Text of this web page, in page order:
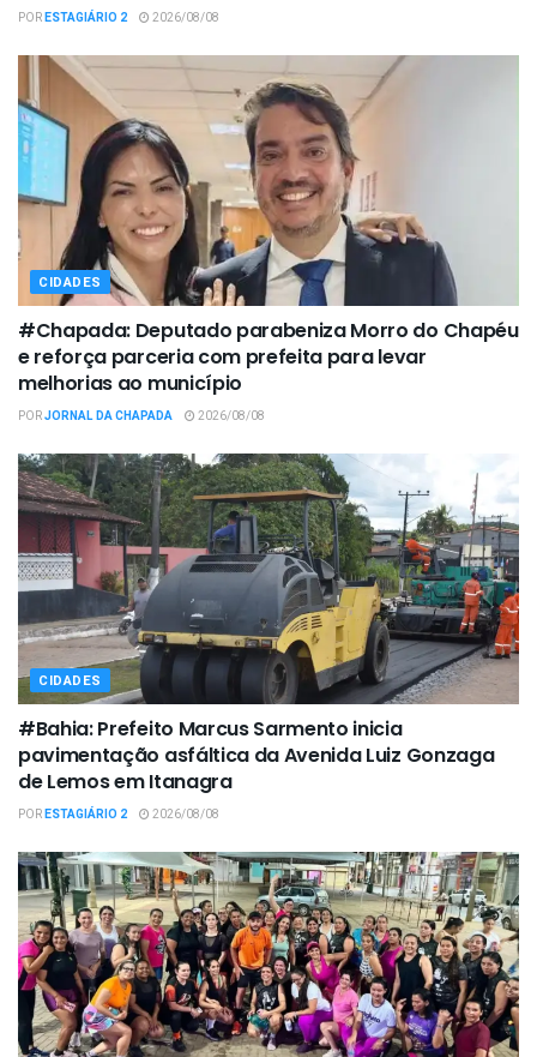
PORESTAGIÁRIO 2 2026/08/08
CIDADES
#Chapada: Deputado parabeniza Morro do Chapéu
e reforça parceria com prefeita para levar
melhorias ao município
PORJORNAL DA CHAPADA 2026/08/08
CIDADES
#Bahia: Prefeito Marcus Sarmento inicia
pavimentação asfáltica da Avenida Luiz Gonzaga
de Lemos em Itanagra
PORESTAGIÁRIO 2 2026/08/08